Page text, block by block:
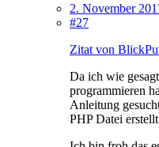
2. November
#27
Zitat von
Da ich wie
programmieren
Anleitung
PHP Datei